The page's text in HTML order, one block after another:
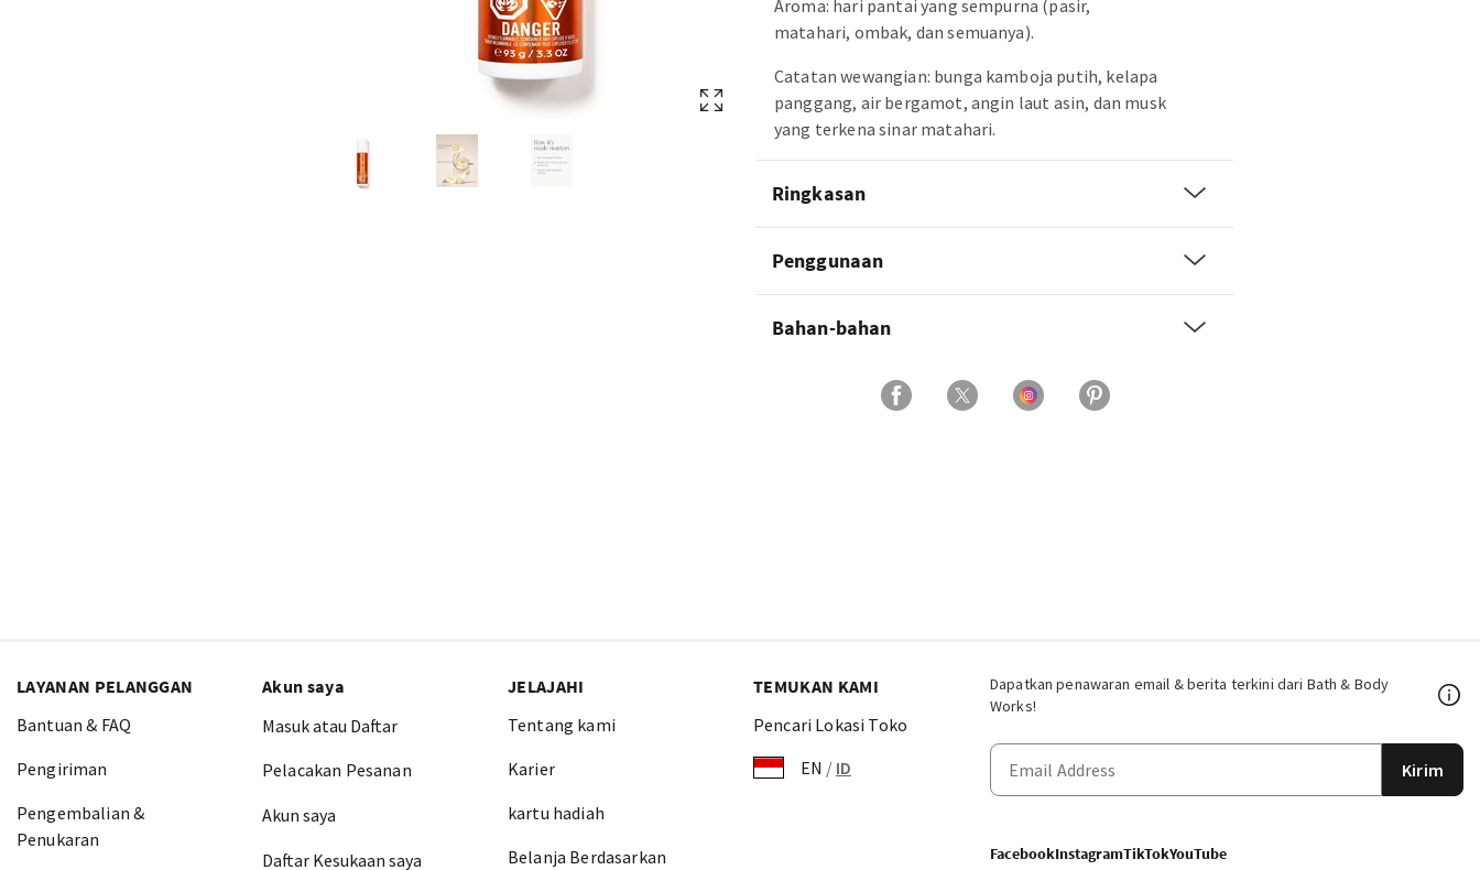
Aroma: hari pantai yang sempurna (pasir,
matahari, ombak, dan semuanya).
Catatan wewangian: bunga kamboja putih, kelapa
panggang, air bergamot, angin laut asin, dan musk
yang terkena sinar matahari.
Ringkasan
Penggunaan
Bahan-bahan
Dapatkan penawaran email & berita terkini dari Bath & Body
Works!
Kirim
FacebookInstagramTikTokYouTube
LAYANAN PELANGGAN
Bantuan & FAQ
Pengiriman
Pengembalian &
Penukaran
Akun saya
Masuk atau Daftar
Pelacakan Pesanan
Akun saya
Daftar Kesukaan saya
JELAJAHI
Tentang kami
Karier
kartu hadiah
Belanja Berdasarkan
TEMUKAN KAMI
Pencari Lokasi Toko
EN / ID